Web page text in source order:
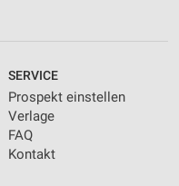
SERVICE
Prospekt einstellen
Verlage
FAQ
Kontakt